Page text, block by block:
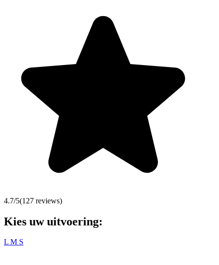
4.7/5(127 reviews)
Kies uw uitvoering:
L M S